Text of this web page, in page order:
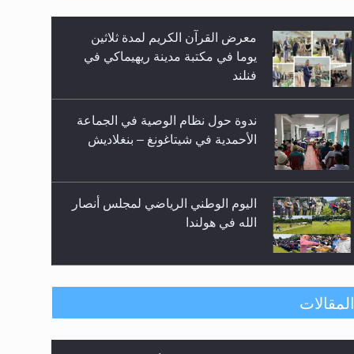
ندوة حول نظام الوصية في الجماعة
الأحمدية في شيتاغونغ – بنغلاديش
اليوم الوطني الرياضي لمجلس أنصار
الله في هولندا
إتمام حفظ القرآن الكريم لثلاثة
طلاب من مدرسة الحفظ في غانا
حفل توزيع الشهادات في الجامعة
المقالات